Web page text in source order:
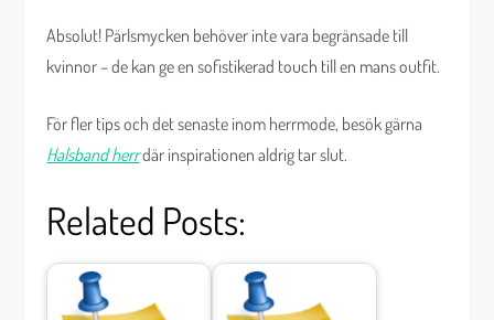
Absolut! Pärlsmycken behöver inte vara begränsade till
kvinnor – de kan ge en sofistikerad touch till en mans outfit.
För fler tips och det senaste inom herrmode, besök gärna
Halsband herrdär inspirationen aldrig tar slut.
Related Posts: